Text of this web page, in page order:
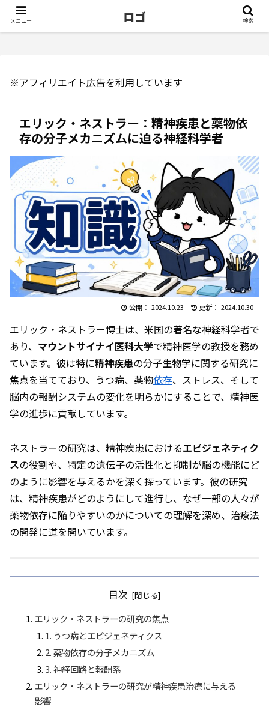
かけ５選｜不眠症体験談 【18万再生】YouTube：うつ病
※アフィリエイト広告を利用しています
エリック・ネストラー：精神疾患と薬物依
存の分子メカニズムに迫る神経科学者
2024.10.23 2024.10.30
エリック・ネストラー博士は、米国の著名な神経科学者で
あり、 マウントサイナイ医科大学で精神医学の教授を務め
ています。彼は特に精神疾患の分子生物学に関する研究に
焦点を当てており、うつ病、薬物依存、ストレス、そして
脳内の報酬システムの変化を明らかにすることで、精神医
学の進歩に貢献しています。
ネストラーの研究は、精神疾患におけるエピジェネティク
スの役割や、特定の遺伝子の活性化と抑制が脳の機能にど
のように影響を与えるかを深く探っています。彼の研究
は、精神疾患がどのようにして進行し、なぜ一部の人々が
薬物依存に陥りやすいのかについての理解を深め、治療法
の開発に道を開いています。
目次
エリック・ネストラーの研究の焦点
1. うつ病とエピジェネティクス
2. 薬物依存の分子メカニズム
3. 神経回路と報酬系
エリック・ネストラーの研究が精神疾患治療に与える
影響
メニュー ロゴ 検索